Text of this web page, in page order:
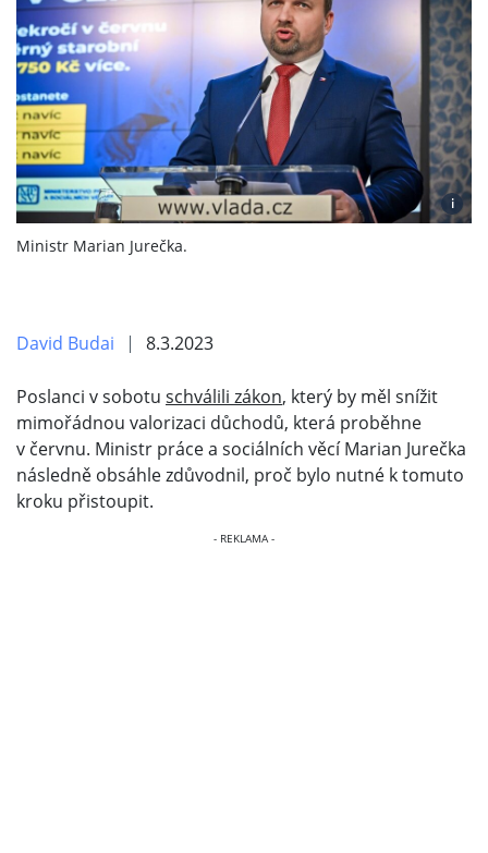
i
Ministr Marian Jurečka.
David Budai 8.3.2023
Poslanci v sobotu schválili zákon, který by měl snížit
mimořádnou valorizaci důchodů, která proběhne
v červnu. Ministr práce a sociálních věcí Marian Jurečka
následně obsáhle zdůvodnil, proč bylo nutné k tomuto
kroku přistoupit.